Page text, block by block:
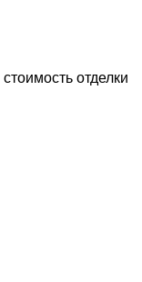
стоимость отделки